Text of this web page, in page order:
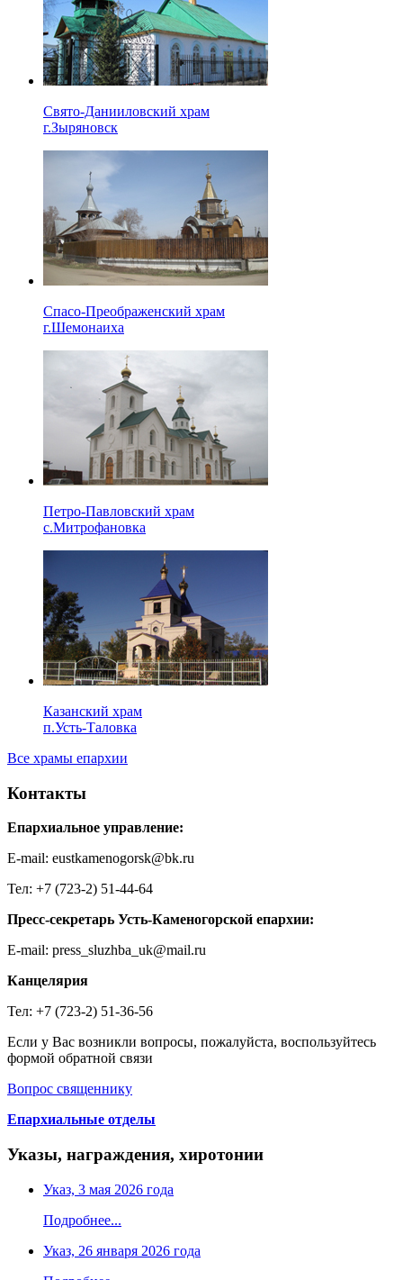
Свято-Данииловский храм
г.Зыряновск
Спасо-Преображенский храм
г.Шемонаиха
Петро-Павловский храм
с.Митрофановка
Казанский храм
п.Усть-Таловка
Все храмы епархии
Контакты
Епархиальное управление:
E-mail: eustkamenogorsk@bk.ru
Тел: +7 (723-2) 51-44-64
Пресс-секретарь Усть-Каменогорской епархии:
E-mail: press_sluzhba_uk@mail.ru
Канцелярия
Тел: +7 (723-2) 51-36-56
Если у Вас возникли вопросы, пожалуйста, воспользуйтесь
формой обратной связи
Вопрос священнику
Епархиальные отделы
Указы, награждения, хиротонии
Указ, 3 мая 2026 года
Подробнее...
Указ, 26 января 2026 года